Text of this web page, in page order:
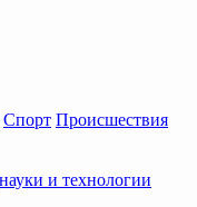
Спорт Происшествия
и технологии